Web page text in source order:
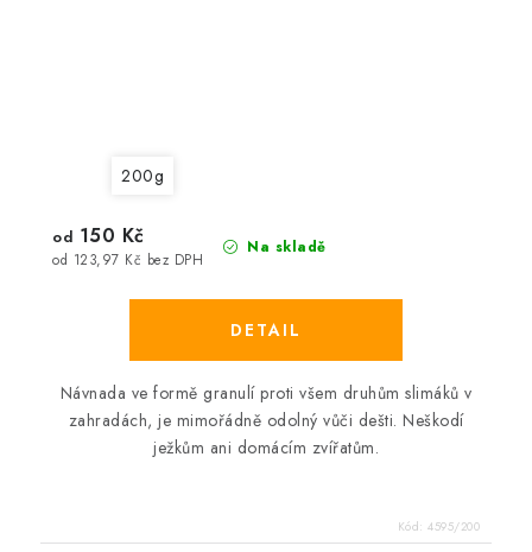
200g
Na skladě
od 123,97 Kč bez DPH
od 150 Kč
Návnada ve formě granulí proti všem druhům slimáků v
zahradách, je mimořádně odolný vůči dešti. Neškodí
ježkům ani domácím zvířatům.
Kód: 4595/200